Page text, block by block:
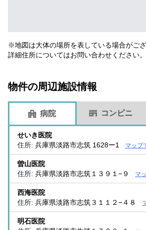
※地図は大体の場所を表している場合がござ
詳細住所についてはお問い合わせください。
物件の周辺施設情報
病院 コンビニ
せいき医院
住所: 兵庫県淡路市志筑 1628ー1 マップ
曽山医院
住所: 兵庫県淡路市志筑１３９１−９ マ
西海医院
住所: 兵庫県淡路市志筑３１１２−４８
明石医院